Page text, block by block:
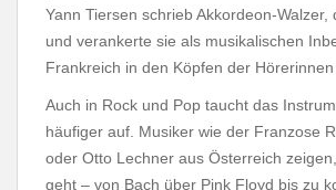
Yann Tiersen schrieb Akkordeon-Walzer,
und verankerte sie als musikalischen
Frankreich in den Köpfen der Hörerinnen
Auch in Rock und Pop taucht das
häufiger auf. Musiker wie der Franzose
oder Otto Lechner aus Österreich
geht – von Bach über Pink Floyd bis zu